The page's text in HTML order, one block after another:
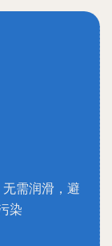
需润滑，避
染